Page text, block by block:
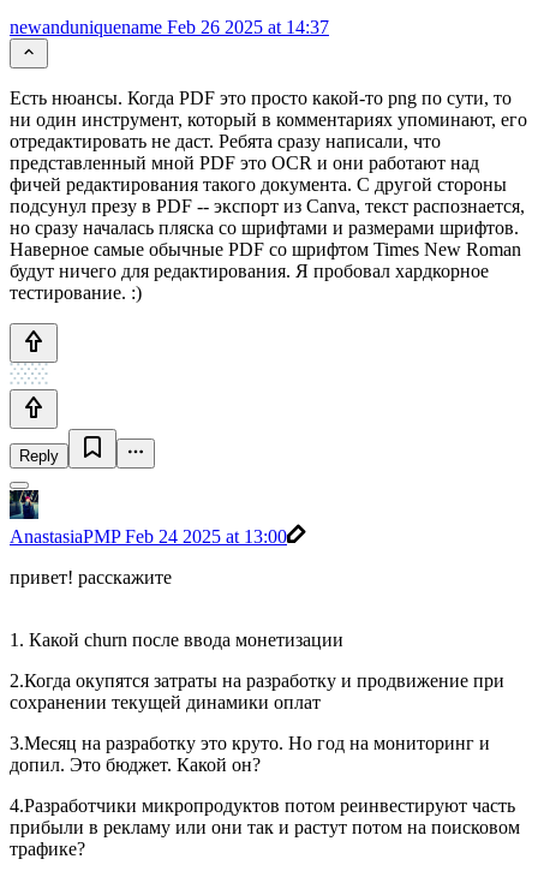
newanduniquename Feb 26 2025 at 14:37
Есть нюансы. Когда PDF это просто какой-то png по сути, то
ни один инструмент, который в комментариях упоминают, его
отредактировать не даст. Ребята сразу написали, что
представленный мной PDF это OCR и они работают над
фичей редактирования такого документа. С другой стороны
подсунул презу в PDF -- экспорт из Canva, текст распознается,
но сразу началась пляска со шрифтами и размерами шрифтов.
Наверное самые обычные PDF со шрифтом Times New Roman
будут ничего для редактирования. Я пробовал хардкорное
тестирование. :)
Reply
AnastasiaPMPFeb 24 2025 at 13:00
привет! расскажите
1. Какой churn после ввода монетизации
2.Когда окупятся затраты на разработку и продвижение при
сохранении текущей динамики оплат
3.Месяц на разработку это круто. Но год на мониторинг и
допил. Это бюджет. Какой он?
4.Разработчики микропродуктов потом реинвестируют часть
прибыли в рекламу или они так и растут потом на поисковом
трафике?